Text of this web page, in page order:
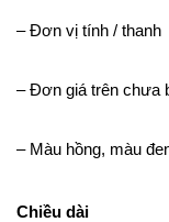
– Đơn vị tính / thanh
– Đơn giá trên chưa
– Màu hồng, màu
Chiều dài